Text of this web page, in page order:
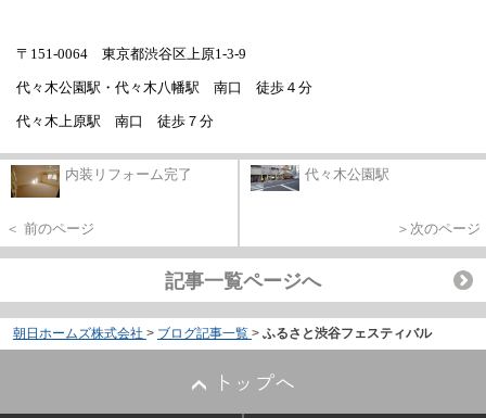
〒 151-0064 東京都渋谷区上原1-3-9
代々木公園駅・代々木八幡駅 南口 徒歩４分
代々木上原駅 南口 徒歩７分
内装リフォーム完了
＜ 前のページ
代々木公園駅
＞次のページ
記事一覧ページへ
朝日ホームズ株式会社 > ブログ記事一覧 > ふるさと渋谷フェスティバル
トップへ